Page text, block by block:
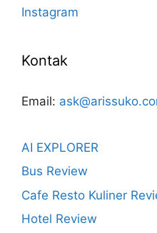
Instagram
Kontak
Email:
AI EXPLORER
Bus Review
Cafe Resto Kuliner
Hotel Review